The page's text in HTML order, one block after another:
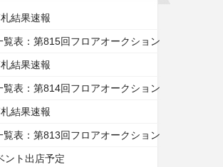
結果速報
覧表：第815回フロアオークション
結果速報
覧表：第814回フロアオークション
結果速報
覧表：第813回フロアオークション
ント出店予定